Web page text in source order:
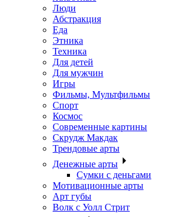
Люди
Абстракция
Еда
Этника
Техника
Для детей
Для мужчин
Игры
Фильмы, Мультфильмы
Спорт
Космос
Современные картины
Скрудж Макдак
Трендовые арты
Денежные арты
Сумки с деньгами
Мотивационные арты
Арт губы
Волк с Уолл Стрит